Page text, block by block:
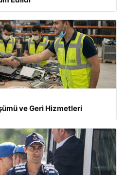
ve Geri Hizmetleri